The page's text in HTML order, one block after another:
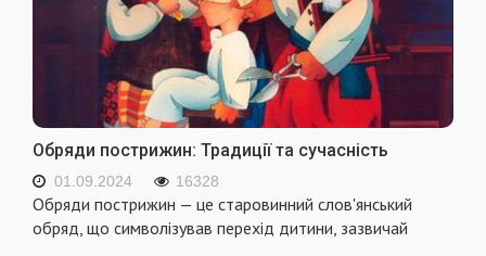
Обряди пострижин: Традиції та сучасність
01.09.2024 16328
Обряди пострижин — це старовинний слов'янський
обряд, що символізував перехід дитини, зазвичай